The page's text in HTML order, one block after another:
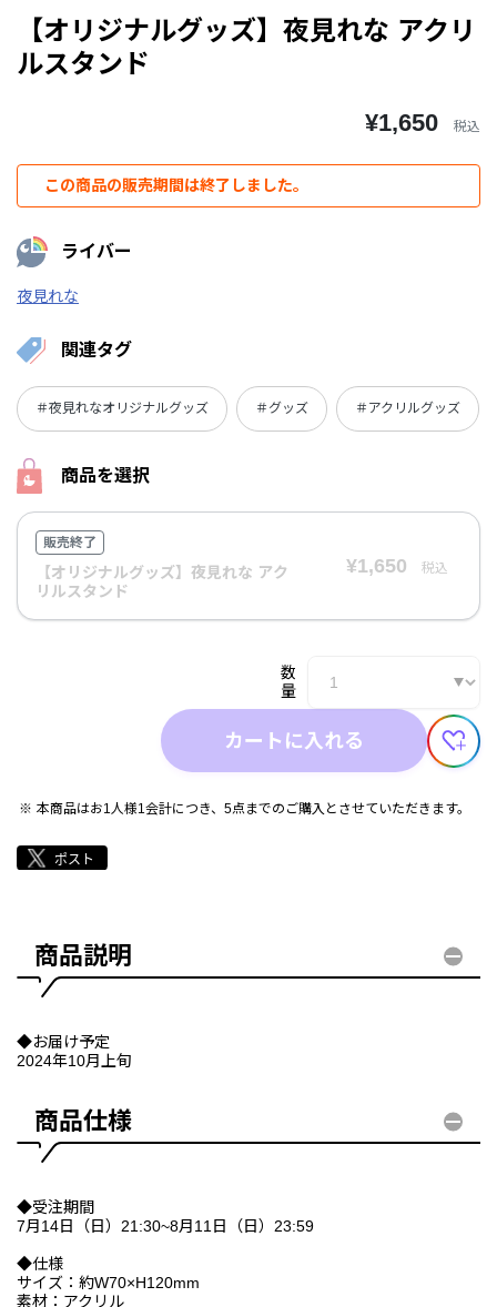
【オリジナルグッズ】夜見れな アクリ
ルスタンド
¥1,650 税込
この商品の販売期間は終了しました。
ライバー
夜見れな
関連タグ
＃夜見れなオリジナルグッズ ＃グッズ ＃アクリルグッズ
商品を選択
販売終了
【オリジナルグッズ】夜見れな アク
リルスタンド
¥1,650 税込
数
量
カートに入れる
本商品はお1人様1会計につき、5点までのご購入とさせていただきます。
商品説明
◆お届け予定
2024年10月上旬
商品仕様
◆受注期間
7月14日（日）21:30~8月11日（日）23:59
◆仕様
サイズ：約W70×H120mm
素材：アクリル